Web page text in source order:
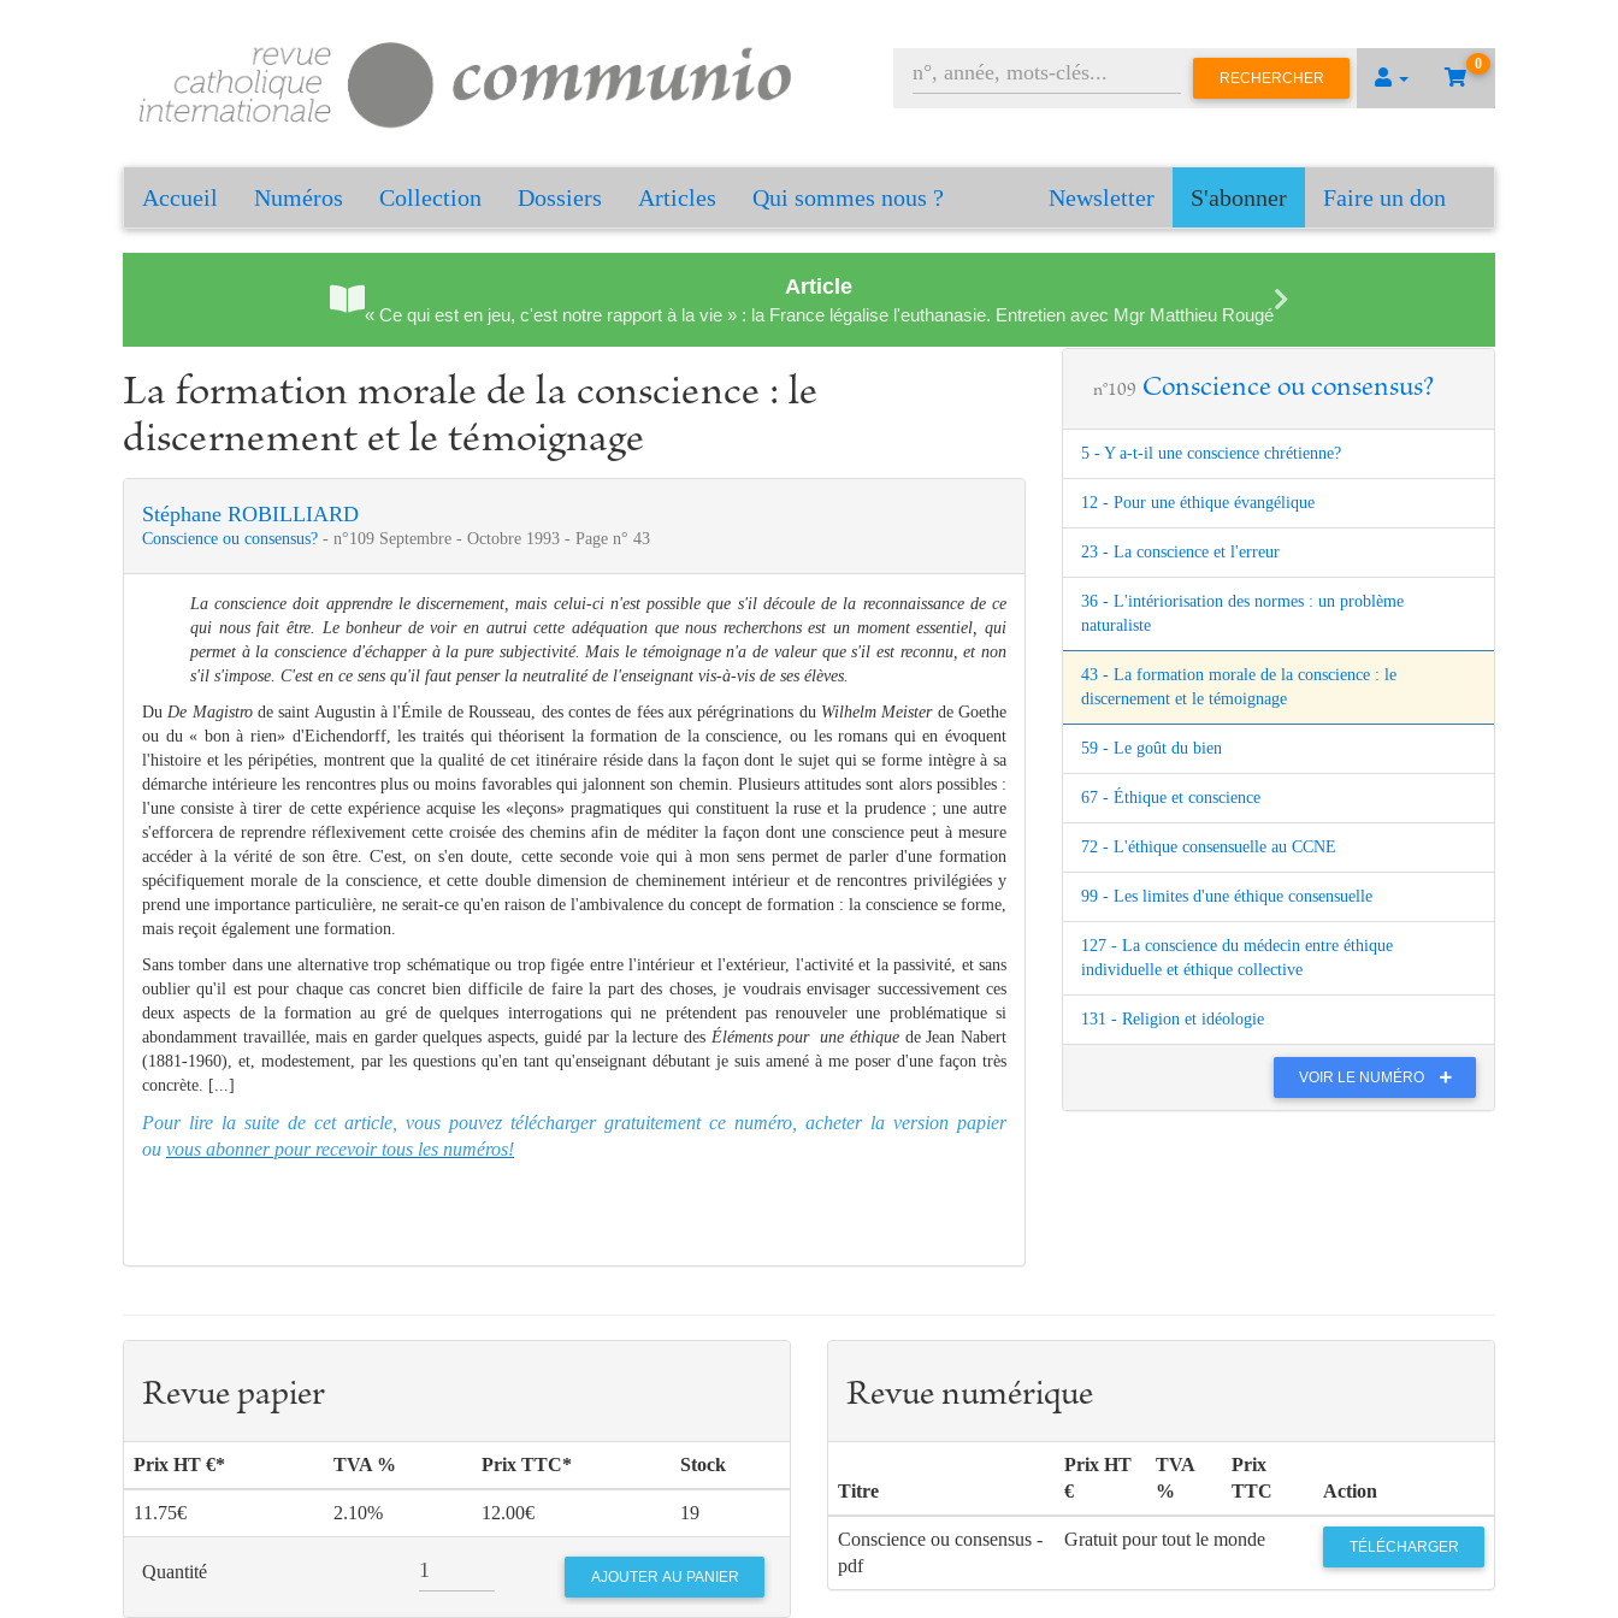
0
RECHERCHER
Accueil Numéros Collection Dossiers Articles Qui sommes nous ? Newsletter S'abonner Faire un don
Article
« Ce qui est en jeu, c'est notre rapport à la vie » : la France légalise l'euthanasie. Entretien avec Mgr Matthieu Rougé
La formation morale de la conscience : le
discernement et le témoignage
Stéphane ROBILLIARD
Conscience ou consensus? - n°109 Septembre - Octobre 1993 - Page n° 43
La conscience doit apprendre le discernement, mais celui-ci n'est possible que s'il découle de la reconnaissance de ce
qui nous fait être. Le bonheur de voir en autrui cette adéquation que nous recherchons est un moment essentiel, qui
permet à la conscience d'échapper à la pure subjectivité. Mais le témoignage n'a de valeur que s'il est reconnu, et non
s'il s'impose. C'est en ce sens qu'il faut penser la neutralité de l'enseignant vis-à-vis de ses élèves.
DuDe Magistrode saint Augustin à l'Émile de Rousseau, des contes de fées aux pérégrinations du Wilhelm Meisterde Goethe
ou du « bon à rien» d'Eichendorff, les traités qui théorisent la formation de la conscience, ou les romans qui en évoquent
l'histoire et les péripéties, montrent que la qualité de cet itinéraire réside dans la façon dont le sujet qui se forme intègre à sa
démarche intérieure les rencontres plus ou moins favorables qui jalonnent son chemin. Plusieurs attitudes sont alors possibles :
l'une consiste à tirer de cette expérience acquise les «leçons» pragmatiques qui constituent la ruse et la prudence ; une autre
s'efforcera de reprendre réflexivement cette croisée des chemins afin de méditer la façon dont une conscience peut à mesure
accéder à la vérité de son être. C'est, on s'en doute, cette seconde voie qui à mon sens permet de parler d'une formation
spécifiquement morale de la conscience, et cette double dimension de cheminement intérieur et de rencontres privilégiées y
prend une importance particulière, ne serait-ce qu'en raison de l'ambivalence du concept de formation : la conscience se forme,
mais reçoit également une formation.
Sans tomber dans une alternative trop schématique ou trop figée entre l'intérieur et l'extérieur, l'activité et la passivité, et sans
oublier qu'il est pour chaque cas concret bien difficile de faire la part des choses, je voudrais envisager successivement ces
deux aspects de la formation au gré de quelques interrogations qui ne prétendent pas renouveler une problématique si
abondamment travaillée, mais en garder quelques aspects, guidé par la lecture des Éléments pour une éthique de Jean Nabert
(1881-1960), et, modestement, par les questions qu'en tant qu'enseignant débutant je suis amené à me poser d'une façon très
concrète. [...]
Pour lire la suite de cet article, vous pouvez télécharger gratuitement ce numéro, acheter la version papier
ou vous abonner pour recevoir tous les numéros!
n°109 Conscience ou consensus?
5 - Y a-t-il une conscience chrétienne?
12 - Pour une éthique évangélique
23 - La conscience et l'erreur
36 - L'intériorisation des normes : un problème
naturaliste
43 - La formation morale de la conscience : le
discernement et le témoignage
59 - Le goût du bien
67 - Éthique et conscience
72 - L'éthique consensuelle au CCNE
99 - Les limites d'une éthique consensuelle
127 - La conscience du médecin entre éthique
individuelle et éthique collective
131 - Religion et idéologie
VOIR LE NUMÉRO
Revue papier
Prix HT €* TVA % Prix TTC* Stock
11.75€ 2.10% 12.00€ 19
Quantité
Revue numérique
Titre
Prix HT
€
TVA
%
Prix
TTC
Action
Conscience ou consensus -
pdf
Gratuit pour tout le monde TÉLÉCHARGER